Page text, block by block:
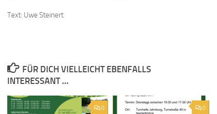
Text: Uwe Steinert
FÜR DICH VIELLEICHT EBENFALLS
INTERESSANT …
0 0